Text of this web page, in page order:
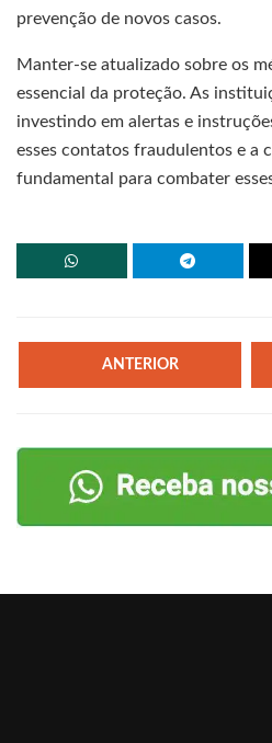
prevenção de novos casos.
Manter-se atualizado sobre os
essencial da proteção. As
investindo em alertas e
esses contatos fraudulentos e a
fundamental para combater
ANTERIOR